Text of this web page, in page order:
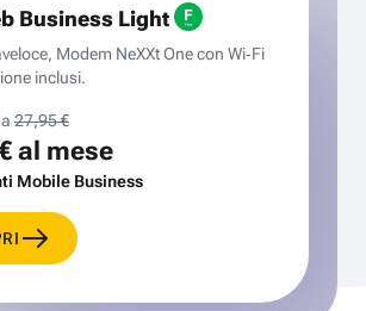
Business Light
Modem NeXXt One con Wi‑Fi
inclusi.
27,95 €
al mese
Mobile Business